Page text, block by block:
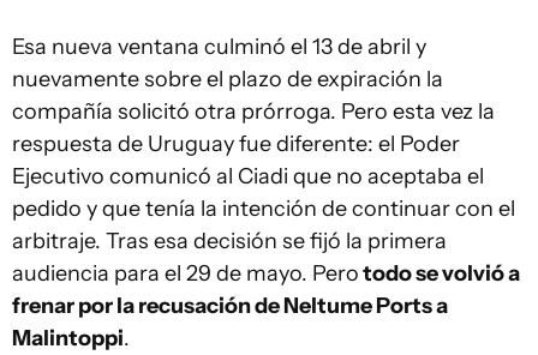
Esa nueva ventana culminó el 13 de abril y
nuevamente sobre el plazo de expiración la
compañía solicitó otra prórroga. Pero esta vez la
respuesta de Uruguay fue diferente: el Poder
Ejecutivo comunicó al Ciadi que no aceptaba el
pedido y que tenía la intención de continuar con el
arbitraje. Tras esa decisión se fijó la primera
audiencia para el 29 de mayo. Perotodo se volvió a
frenar por la recusación de Neltume Ports a
Malintoppi.